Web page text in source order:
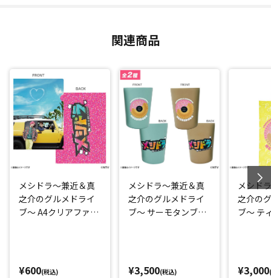
関連商品
メシドラ～兼近＆真
之介のグルメドライ
ブ～ A4クリアファイ
¥600(税込)
メシドラ～兼近＆真
之介のグルメドライ
ブ～ サーモタンブラ
¥3,500(税込)
メシド
之介の
ブ～ テ
¥3,000